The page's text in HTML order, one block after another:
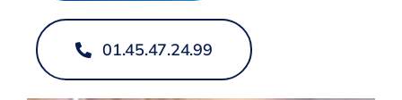
01.45.47.24.99